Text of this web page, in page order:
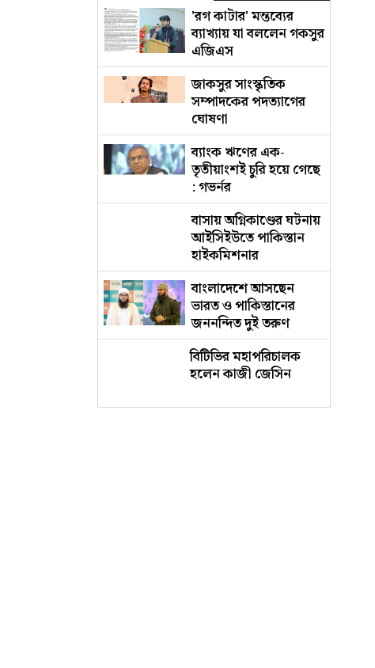
'রগ কাটার' মন্তব্যের
ব্যাখ্যায় যা বললেন গকসুর
এজিএস
জাকসুর সাংস্কৃতিক
সম্পাদকের পদত্যাগের
ঘোষণা
ব্যাংক ঋণের এক-
তৃতীয়াংশই চুরি হয়ে গেছে
: গভর্নর
বাসায় অগ্নিকাণ্ডের ঘটনায়
আইসিইউতে পাকিস্তান
হাইকমিশনার
বাংলাদেশে আসছেন
ভারত ও পাকিস্তানের
জননন্দিত দুই তরুণ
স্পিকার
বিটিভির মহাপরিচালক
হলেন কাজী জেসিন